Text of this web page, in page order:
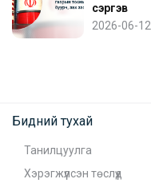
сэргэв
2026-06-12
Бидний тухай
Танилцуулга
Хэрэгжүүлсэн төслүүд